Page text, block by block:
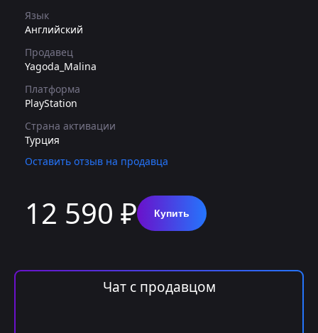
Язык
Английский
Продавец
Yagoda_Malina
Платформа
PlayStation
Страна активации
Турция
Оставить отзыв на продавца
12 590 ₽ Купить
Чат с продавцом